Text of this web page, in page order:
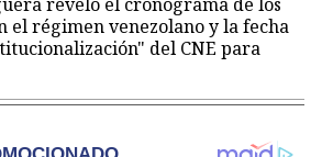
el régimen venezolano y la fecha
del CNE para